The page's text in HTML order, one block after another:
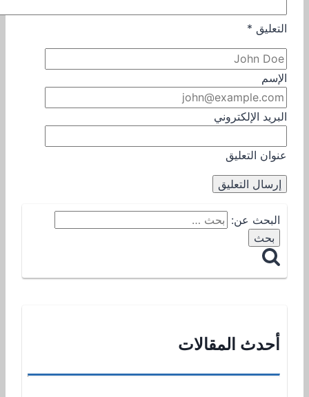
التعليق *
الإسم
البريد الإلكتروني
عنوان التعليق
البحث عن:
أحدث المقالات